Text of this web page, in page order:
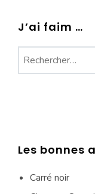
J’ai faim …
Les bonnes
Carré noir